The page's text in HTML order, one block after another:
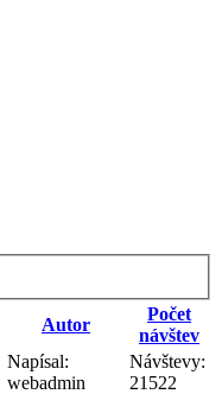
Autor
Počet
návštev
Napísal:
webadmin
Návštevy:
21522